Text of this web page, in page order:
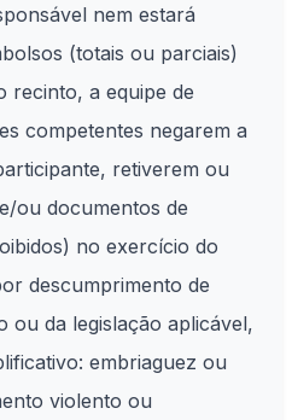
nem estará
(totais ou parciais)
recinto, a equipe de
competentes negarem a
retiverem ou
ou documentos de
no exercício do
descumprimento de
ou da legislação aplicável,
embriaguez ou
violento ou